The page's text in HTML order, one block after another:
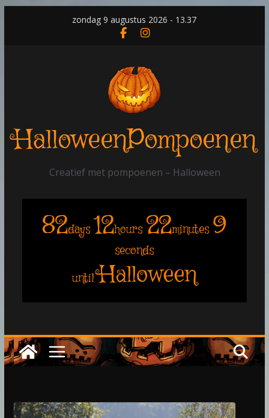
zondag 9 augustus 2026 - 13.37
HalloweenPompoenen
Creatief met pompoenen – Halloween
82days 12hours 22minutes 9
seconds
until Halloween